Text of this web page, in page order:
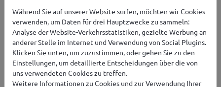
Damen-Sherpa-Fleecejacke mit Stehkragen 4F
4FRAW24TFLEF362-12S
Damen
24,99€ JETZT KAUFEN
KOSTENLOSER VERSAND IN EUROPA AB 149,00 €
Während Sie auf unserer Website surfen, möchten wir Cookies
verwenden, um Daten für drei Hauptzwecke zu sammeln:
Analyse der Website-Verkehrsstatistiken, gezielte Werbung an
anderer Stelle im Internet und Verwendung von Social Plugins.
Klicken Sie unten, um zuzustimmen, oder gehen Sie zu den
Einstellungen, um detaillierte Entscheidungen über die von
uns verwendeten Cookies zu treffen.
Weitere Informationen zu Cookies und zur Verwendung Ihrer